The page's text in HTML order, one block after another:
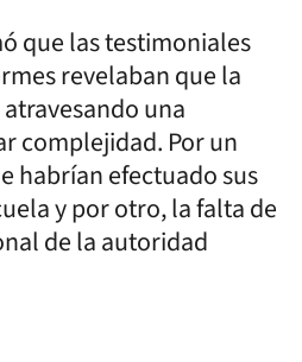
que las testimoniales
revelaban que la
una
complejidad. Por un
habrían efectuado sus
y por otro, la falta de
de la autoridad